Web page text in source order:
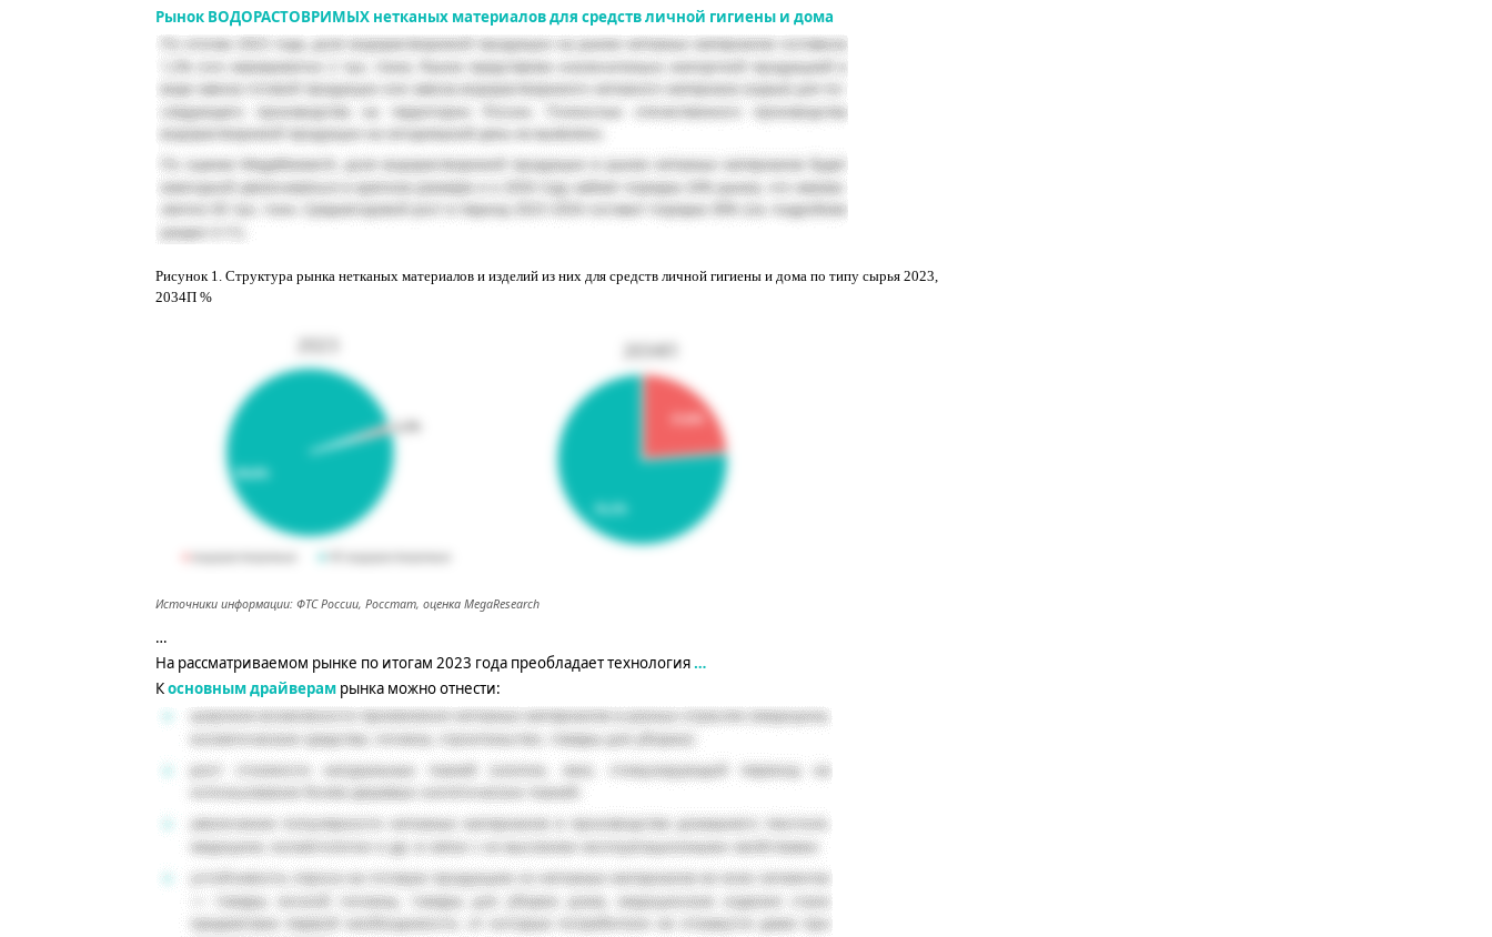
Рынок ВОДОРАСТОВРИМЫХ нетканых материалов для средств личной гигиены и дома
Рисунок 1. Структура рынка нетканых материалов и изделий из них для средств личнойгигиены и дома по типу сырья 2023,
2034П%
Источники информации: ФТС России, Росстат, оценка MegaResearch
…
На рассматриваемом рынке по итогам 2023 года преобладает технология…
Косновным драйверам рынка можно отнести: